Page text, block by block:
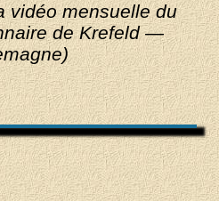
vidéo mensuelle du
de Krefeld —